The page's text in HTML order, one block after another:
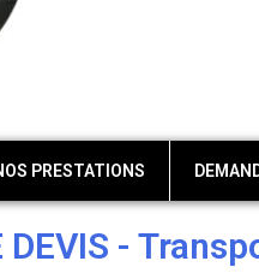
PRESTATIONS
DEVIS -